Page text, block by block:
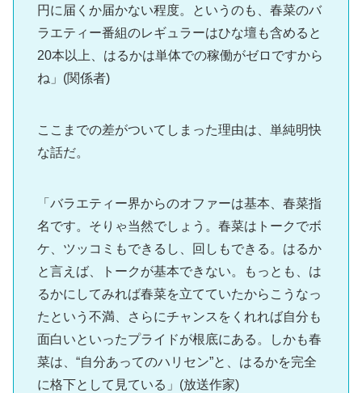
円に届くか届かない程度。というのも、春菜のバ
ラエティー番組のレギュラーはひな壇も含めると
20本以上、はるかは単体での稼働がゼロですから
ね」(関係者)
ここまでの差がついてしまった理由は、単純明快
な話だ。
「バラエティー界からのオファーは基本、春菜指
名です。そりゃ当然でしょう。春菜はトークでボ
ケ、ツッコミもできるし、回しもできる。はるか
と言えば、トークが基本できない。もっとも、は
るかにしてみれば春菜を立てていたからこうなっ
たという不満、さらにチャンスをくれれば自分も
面白いといったプライドが根底にある。しかも春
菜は、“自分あってのハリセン”と、はるかを完全
に格下として見ている」(放送作家)